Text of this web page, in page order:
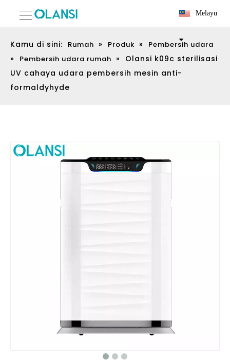
Melayu
Kamu di sini: Rumah » Produk » Pembersih udara
» Pembersih udara rumah »
Olansi k09c sterilisasi
UV cahaya udara pembersih mesin anti-
formaldyhyde